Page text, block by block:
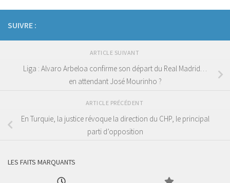
SUIVRE :
ARTICLE SUIVANT
Liga : Alvaro Arbeloa confirme son départ du Real Madrid…
en attendant José Mourinho ?
ARTICLE PRÉCÉDENT
En Turquie, la justice révoque la direction du CHP, le principal
parti d’opposition
LES FAITS MARQUANTS